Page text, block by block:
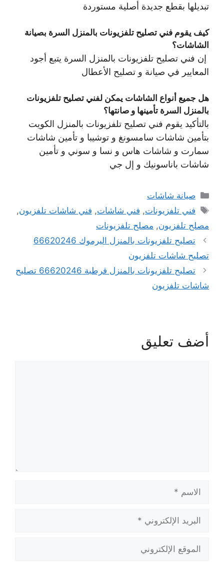
تبديلها بقطع جديدة أصلية مستوردة
كيف يقوم فني تصليح تلفزيونات بالمنزل السرة بصيانة
الشاشات؟
إن فني تصليح تلفزيونات بالمنزل السرة يتبع أجود
المعايير في صيانة و تصليح الأعطال
هل جميع أنواع الشاشات يمكن لفني تصليح تلفزيونات
بالمنزل السرة تأمينها و صانتها؟
بالتأكيد يقوم فني تصليح تلفزيونات بالمنزل الكويت
بتأمين شاشات سامسونغ و توشيبا و تأمين شاشات
سمارت و شاشات هاس و نسا و سوني و تأمين
شاشات باناسونيك و إل جي
التصنيفات
صيانة شاشات
الوسوم
فني تلفزيونات, فني شاشات, فني شاشات تلفزيون,
مصلح تلفزيون, مصلح تلفزيونات
تصليح تلفزيونات بالمنزل اليرموك 66620246
تصليح شاشات تلفزيون
تصليح تلفزيونات بالمنزل قرطبة 66620246 تصليح
شاشات تلفزيون
أضف تعليق
الإلكتروني
الإلكتروني